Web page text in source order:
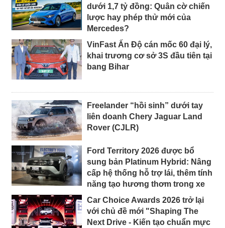
dưới 1,7 tỷ đồng: Quân cờ chiến
lược hay phép thử mới của
Mercedes?
VinFast Ấn Độ cán mốc 60 đại lý,
khai trương cơ sở 3S đầu tiên tại
bang Bihar
Freelander “hồi sinh” dưới tay
liên doanh Chery Jaguar Land
Rover (CJLR)
Ford Territory 2026 được bổ
sung bản Platinum Hybrid: Nâng
cấp hệ thống hỗ trợ lái, thêm tính
năng tạo hương thơm trong xe
Car Choice Awards 2026 trở lại
với chủ đề mới "Shaping The
Next Drive - Kiến tạo chuẩn mực